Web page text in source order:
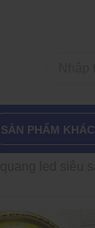
SẢN PHẨM KHÁC